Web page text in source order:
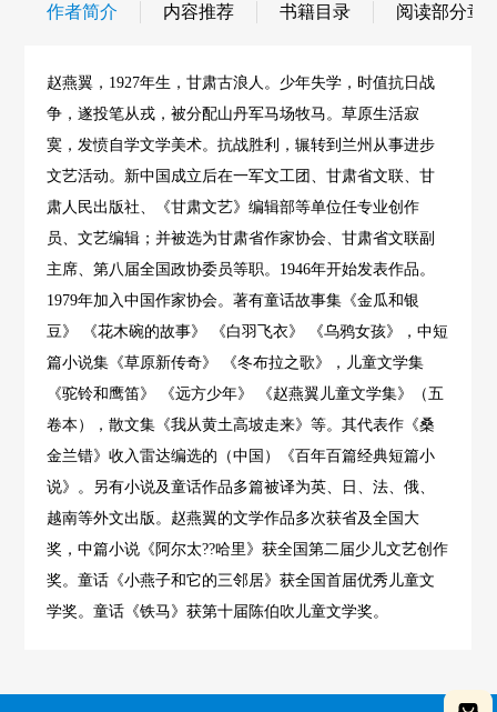
作者简介 内容推荐 书籍目录 阅读部分章
赵燕翼，1927年生，甘肃古浪人。少年失学，时值抗日战
争，遂投笔从戎，被分配山丹军马场牧马。草原生活寂
寞，发愤自学文学美术。抗战胜利，辗转到兰州从事进步
文艺活动。新中国成立后在一军文工团、甘肃省文联、甘
肃人民出版社、《甘肃文艺》编辑部等单位任专业创作
员、文艺编辑；并被选为甘肃省作家协会、甘肃省文联副
主席、第八届全国政协委员等职。1946年开始发表作品。
1979年加入中国作家协会。著有童话故事集《金瓜和银
豆》 《花木碗的故事》 《白羽飞衣》 《乌鸦女孩》，中短
篇小说集《草原新传奇》 《冬布拉之歌》，儿童文学集
《驼铃和鹰笛》 《远方少年》 《赵燕翼儿童文学集》（五
卷本），散文集《我从黄土高坡走来》等。其代表作《桑
金兰错》收入雷达编选的（中国）《百年百篇经典短篇小
说》。另有小说及童话作品多篇被译为英、日、法、俄、
越南等外文出版。赵燕翼的文学作品多次获省及全国大
奖，中篇小说《阿尔太??哈里》获全国第二届少儿文艺创作
奖。童话《小燕子和它的三邻居》获全国首届优秀儿童文
学奖。童话《铁马》获第十届陈伯吹儿童文学奖。